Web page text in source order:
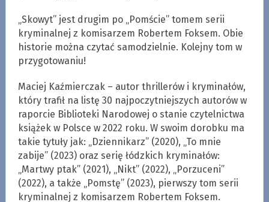
„Skowyt” jest drugim po „Pomście” tomem serii
kryminalnej z komisarzem Robertem Foksem. Obie
historie można czytać samodzielnie. Kolejny tom w
przygotowaniu!
Maciej Kaźmierczak – autor thrillerów i kryminałów,
który trafił na listę 30 najpoczytniejszych autorów w
raporcie Biblioteki Narodowej o stanie czytelnictwa
książek w Polsce w 2022 roku. W swoim dorobku ma
takie tytuły jak: „Dziennikarz” (2020), „To mnie
zabije” (2023) oraz serię łódzkich kryminałów:
„Martwy ptak” (2021), „Nikt” (2022), „Porzuceni”
(2022), a także „Pomstę” (2023), pierwszy tom serii
kryminalnej z komisarzem Robertem Foksem.